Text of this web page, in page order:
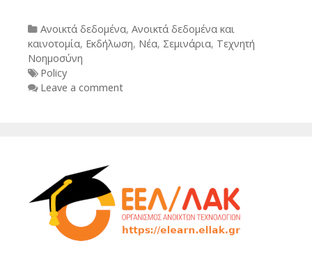
Categories
Ανοικτά δεδομένα, Ανοικτά δεδομένα και
καινοτομία, Εκδήλωση, Νέα, Σεμινάρια, Τεχνητή
Νοημοσύνη
Tags
Policy
Leave a comment